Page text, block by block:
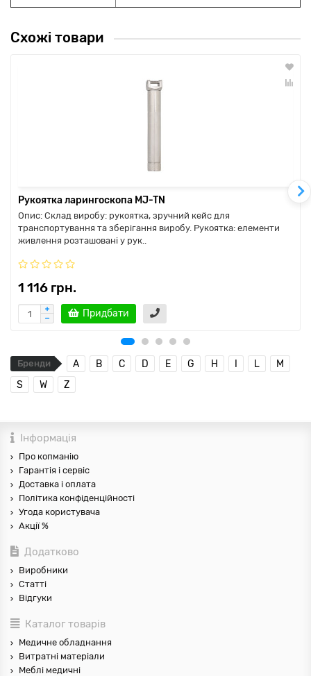
Схожі товари
Рукоятка ларингоскопа MJ-TN
Опис: Склад виробу: рукоятка, зручний кейс для
транспортування та зберігання виробу. Рукоятка: елементи
живлення розташовані у рук..
1 116 грн.
Придбати
Бренди A B C D E G H I L
M
S
W Z
Інформація
Про копманію
Гарантія і сервіс
Доставка і оплата
Політика конфіденційності
Угода користувача
Акції %
Додатково
Виробники
Статті
Відгуки
Каталог товарів
Медичне обладнання
Витратні матеріали
Меблі медичні